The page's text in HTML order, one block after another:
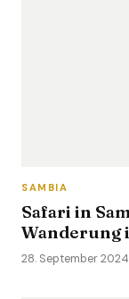
SAMBIA
Safari in
Wanderung
28. September 2024